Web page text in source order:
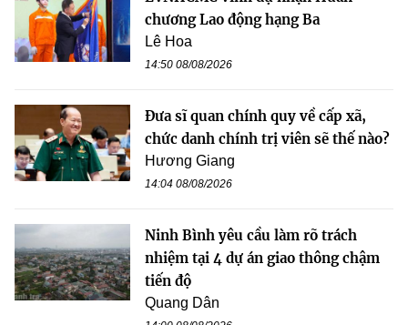
chương Lao động hạng Ba
Lê Hoa
14:50 08/08/2026
Đưa sĩ quan chính quy về cấp xã,
chức danh chính trị viên sẽ thế nào?
Hương Giang
14:04 08/08/2026
Ninh Bình yêu cầu làm rõ trách
nhiệm tại 4 dự án giao thông chậm
tiến độ
Quang Dân